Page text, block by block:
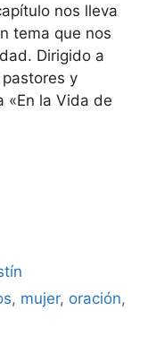
nos lleva
tema que nos
Dirigido a
y
«En la Vida de
, mujer, oración,